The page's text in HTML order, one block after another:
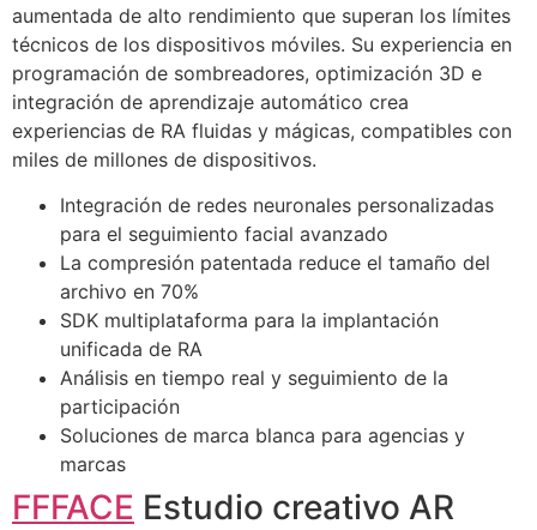
aumentada de alto rendimiento que superan los límites
técnicos de los dispositivos móviles. Su experiencia en
programación de sombreadores, optimización 3D e
integración de aprendizaje automático crea
experiencias de RA fluidas y mágicas, compatibles con
miles de millones de dispositivos.
Integración de redes neuronales personalizadas
para el seguimiento facial avanzado
La compresión patentada reduce el tamaño del
archivo en 70%
SDK multiplataforma para la implantación
unificada de RA
Análisis en tiempo real y seguimiento de la
participación
Soluciones de marca blanca para agencias y
marcas
FFFACE Estudio creativo AR